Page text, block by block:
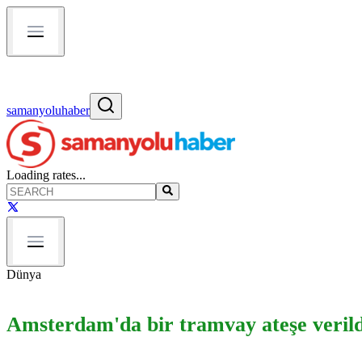
samanyoluhaber
Loading rates...
Dünya
Amsterdam'da bir tramvay ateşe